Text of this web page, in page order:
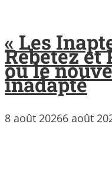
« Les
Rebetez et
ou le
inadapté
8 août 20266 août